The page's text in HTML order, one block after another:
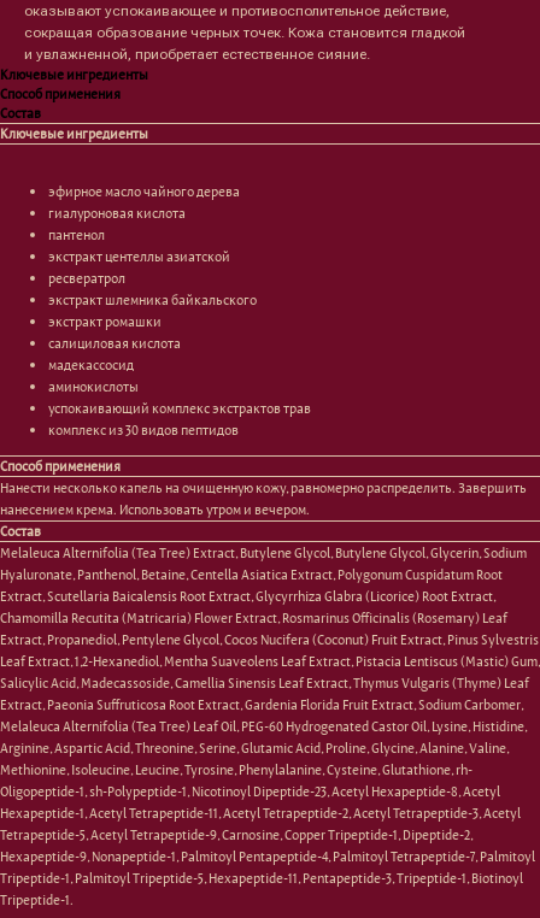
оказывают успокаивающее и противосполительное действие,
сокращая образование черных точек. Кожа становится гладкой
и увлажненной, приобретает естественное сияние.
Ключевые ингредиенты
Способ применения
Состав
Ключевые ингредиенты
эфирное масло чайного дерева
гиалуроновая кислота
пантенол
экстракт центеллы азиатской
ресвератрол
экстракт шлемника байкальского
экстракт ромашки
салициловая кислота
мадекассосид
аминокислоты
успокаивающий комплекс экстрактов трав
комплекс из 30 видов пептидов
Способ применения
Нанести несколько капель на очищенную кожу, равномерно распределить. Завершить
нанесением крема. Использовать утром и вечером.
Состав
Melaleuca Alternifolia (Tea Tree) Extract, Butylene Glycol, Butylene Glycol, Glycerin, Sodium
Hyaluronate, Panthenol, Betaine, Centella Asiatica Extract, Polygonum Cuspidatum Root
Extract, Scutellaria Baicalensis Root Extract, Glycyrrhiza Glabra (Licorice) Root Extract,
Chamomilla Recutita (Matricaria) Flower Extract, Rosmarinus Officinalis (Rosemary) Leaf
Extract, Propanediol, Pentylene Glycol, Cocos Nucifera (Coconut) Fruit Extract, Pinus Sylvestris
Leaf Extract, 1,2-Hexanediol, Mentha Suaveolens Leaf Extract, Pistacia Lentiscus (Mastic) Gum,
Salicylic Acid, Madecassoside, Camellia Sinensis Leaf Extract, Thymus Vulgaris (Thyme) Leaf
Extract, Paeonia Suffruticosa Root Extract, Gardenia Florida Fruit Extract, Sodium Carbomer,
Melaleuca Alternifolia (Tea Tree) Leaf Oil, PEG-60 Hydrogenated Castor Oil, Lysine, Histidine,
Arginine, Aspartic Acid, Threonine, Serine, Glutamic Acid, Proline, Glycine, Alanine, Valine,
Methionine, Isoleucine, Leucine, Tyrosine, Phenylalanine, Cysteine, Glutathione, rh-
Oligopeptide-1, sh-Polypeptide-1, Nicotinoyl Dipeptide-23, Acetyl Hexapeptide-8, Acetyl
Hexapeptide-1, Acetyl Tetrapeptide-11, Acetyl Tetrapeptide-2, Acetyl Tetrapeptide-3, Acetyl
Tetrapeptide-5, Acetyl Tetrapeptide-9, Carnosine, Copper Tripeptide-1, Dipeptide-2,
Hexapeptide-9, Nonapeptide-1, Palmitoyl Pentapeptide-4, Palmitoyl Tetrapeptide-7, Palmitoyl
Tripeptide-1, Palmitoyl Tripeptide-5, Hexapeptide-11, Pentapeptide-3, Tripeptide-1, Biotinoyl
Tripeptide-1.
Тело
Лосьоны
Очищение
Пилинги/масла
Уход за руками
Уход за ногами
Средства для ванны
Гаджеты
Сертификаты
Наборы
Лицо
Очищение
Увлажнение/питание
Сыворотки/ эссенции
Ретинол
Защита от солнца
Тонизация
Восстановление
Маски и патчи
Уход за губами
Декоротивная косметика
Волосы
Проблемы
Шампуни
Кондиционеры/бальзамы
Маски/скрабы
Сыворотки/лосьоны
Спреи
Средства для укладки